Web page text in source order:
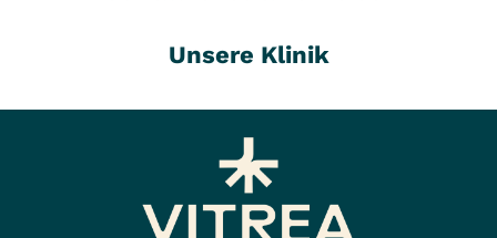
Unsere Klinik